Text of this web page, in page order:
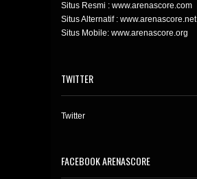
Situs Resmi : www.arenascore.com
Situs Alternatif : www.arenascore.net
Situs Mobile: www.arenascore.org
TWITTER
Twitter
FACEBOOK ARENASCORE